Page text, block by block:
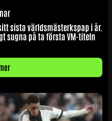
sista världsmästerkspap i år.
sugna på ta första VM-titeln